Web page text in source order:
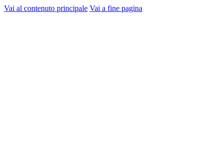
Vai al contenuto principale Vai a fine pagina